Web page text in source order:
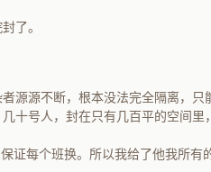
了。
源源不断，根本没法完全隔离，只
十号人，封在只有几百平的空间里
证每个班换。所以我给了他我所有